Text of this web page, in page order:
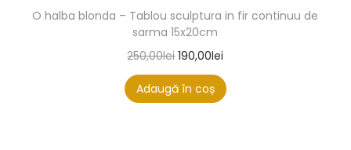
O halba blonda – Tablou sculptura in fir continuu de
sarma 15x20cm
250,00lei 190,00lei
Adaugă în coș